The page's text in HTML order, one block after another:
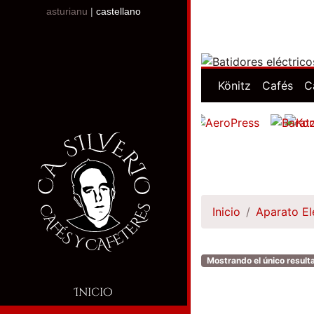
asturianu |castellano
Inicio
Könitz Cafés
Inicio Aparato
Mostrando el único